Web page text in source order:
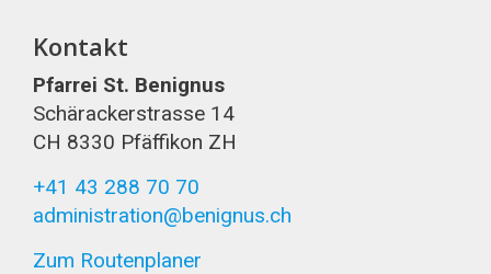
Kontakt
Pfarrei St. Benignus
Schärackerstrasse 14
CH 8330 Pfäffikon ZH
+41 43 288 70 70
administration@benignus.ch
Zum Routenplaner